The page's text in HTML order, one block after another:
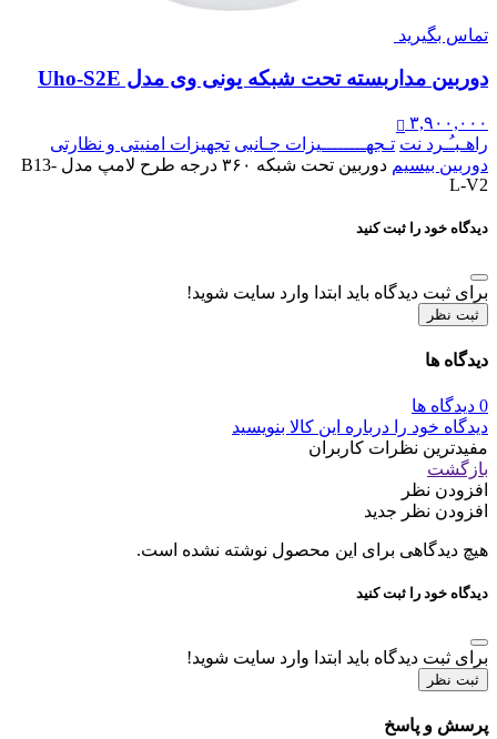
تماس بگیرید
دوربین مداربسته تحت شبکه یونی‌ وی مدل Uho-S2E
۳,۹۰۰,۰۰۰
راهـبـُـرد نت تـجهــــــــیزات جـانبی تجهیزات امنیتی و نظارتی
دوربین بیسیم
دوربین تحت شبکه ۳۶۰ درجه طرح لامپ مدل B13-
L-V2
دیدگاه خود را ثبت کنید
برای ثبت دیدگاه باید ابتدا وارد سایت شوید!
ثبت نظر
دیدگاه ها
0 دیدگاه ها
دیدگاه خود را درباره این کالا بنویسید
مفیدترین نظرات کاربران
بازگشت
افزودن نظر
افزودن نظر جدید
هیچ دیدگاهی برای این محصول نوشته نشده است.
دیدگاه خود را ثبت کنید
برای ثبت دیدگاه باید ابتدا وارد سایت شوید!
ثبت نظر
پرسش و پاسخ